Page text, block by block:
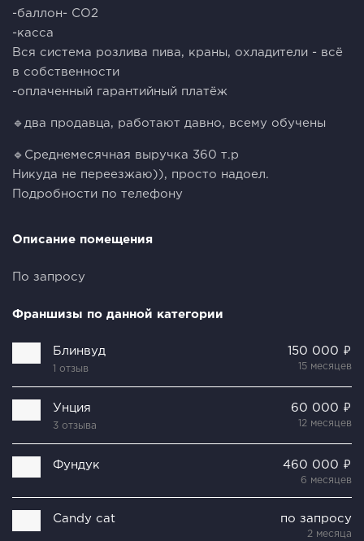
-баллон- СО2
-касса
Вся система розлива пива, краны, охладители - всё
в собственности
-оплаченный гарантийный платёж
🔹два продавца, работают давно, всему обучены
🔹Среднемесячная выручка 360 т.р
Никуда не переезжаю)), просто надоел.
Подробности по телефону
Описание помещения
По запросу
Франшизы по данной категории
Блинвуд
1 отзыв
150 000 ₽
15 месяцев
Унция
3 отзыва
60 000 ₽
12 месяцев
Фундук 460 000 ₽
6 месяцев
Candy cat по запросу
2 месяца